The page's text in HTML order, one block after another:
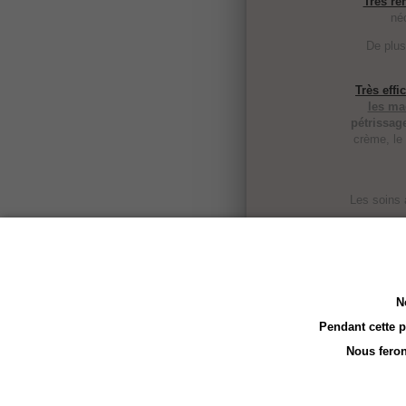
De
Très
les
crème, le
Les soins
Pendant cette
Nous